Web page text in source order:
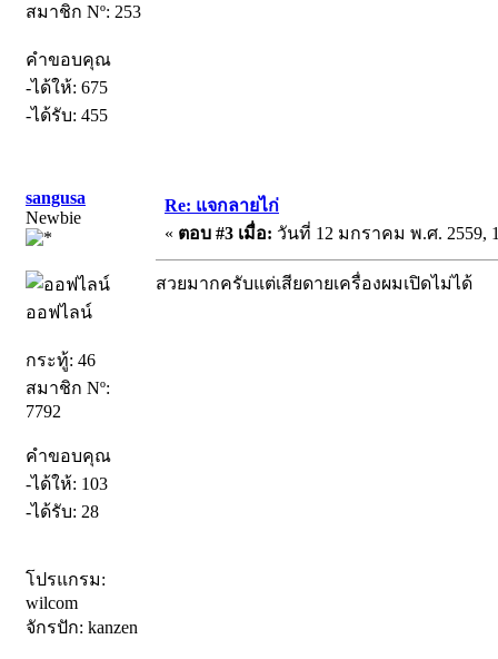
สมาชิก Nº: 253
คำขอบคุณ
-ได้ให้: 675
-ได้รับ: 455
sangusa
Newbie
ออฟไลน์
กระทู้: 46
สมาชิก Nº:
7792
คำขอบคุณ
-ได้ให้: 103
-ได้รับ: 28
โปรแกรม:
wilcom
จักรปัก: kanzen
Re: แจกลายไก่
« ตอบ #3 เมื่อ: วันที่ 12 มกราคม พ.ศ. 2559,
สวยมากครับแต่เสียดายเครื่องผมเปิดไม่ได้